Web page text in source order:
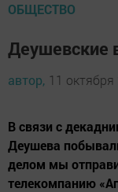
ОБЩЕСТВО
Деушевские
автор, 11
В связи с
Деушева
делом мы
телекомпанию